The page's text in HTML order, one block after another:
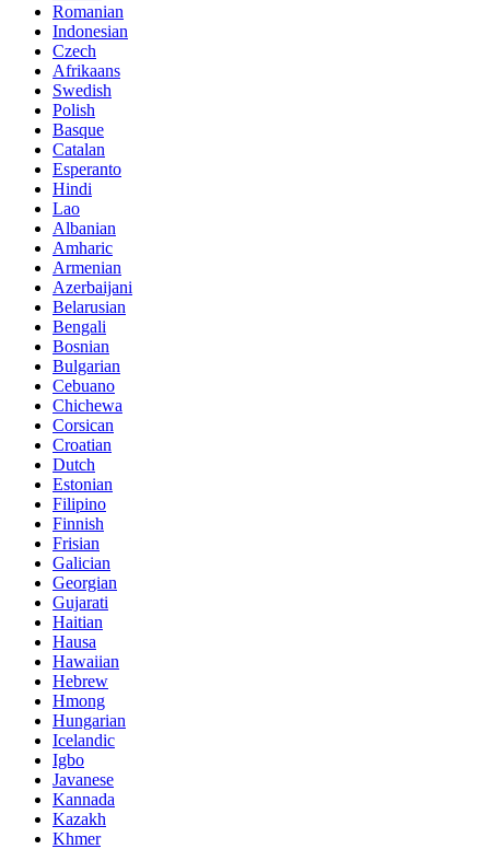
Romanian
Indonesian
Czech
Afrikaans
Swedish
Polish
Basque
Catalan
Esperanto
Hindi
Lao
Albanian
Amharic
Armenian
Azerbaijani
Belarusian
Bengali
Bosnian
Bulgarian
Cebuano
Chichewa
Corsican
Croatian
Dutch
Estonian
Filipino
Finnish
Frisian
Galician
Georgian
Gujarati
Haitian
Hausa
Hawaiian
Hebrew
Hmong
Hungarian
Icelandic
Igbo
Javanese
Kannada
Kazakh
Khmer